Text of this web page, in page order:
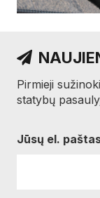
Pirmieji
statybų
Jūsų el.